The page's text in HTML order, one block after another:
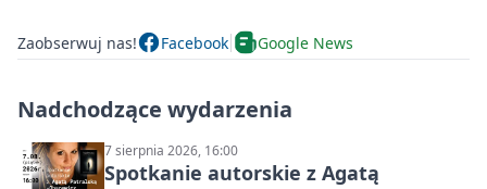
Zaobserwuj nas! Facebook Google News
Nadchodzące wydarzenia
7 sierpnia 2026, 16:00
Spotkanie autorskie z Agatą